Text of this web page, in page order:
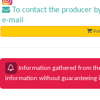
To contact the producer
e-mail
Information gathered from
information without guaranteeing